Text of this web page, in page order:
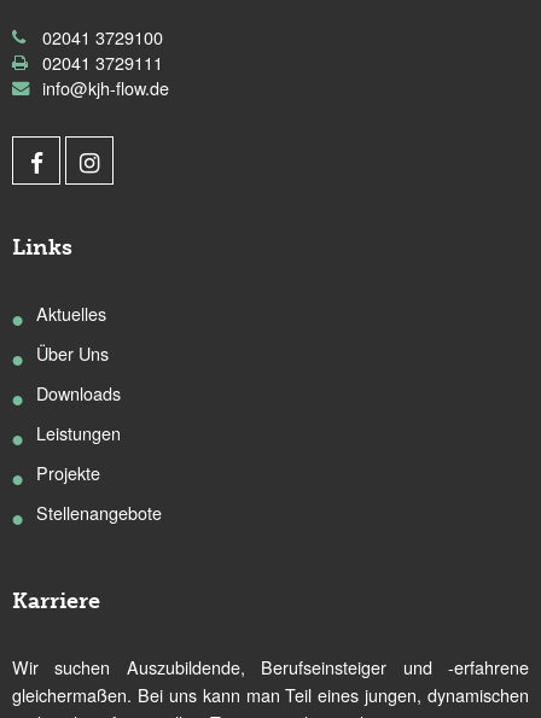
02041 3729100
02041 3729111
info@kjh-flow.de
Links
Aktuelles
Über Uns
Downloads
Leistungen
Projekte
Stellenangebote
Karriere
Wir suchen Auszubildende, Berufseinsteiger und -erfahrene
gleichermaßen. Bei uns kann man Teil eines jungen, dynamischen